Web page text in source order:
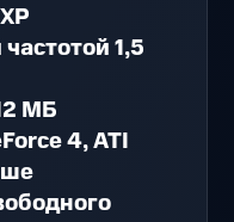
1,5
МБ
4, ATI